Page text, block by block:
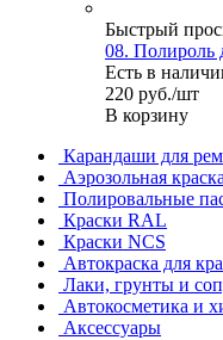
Быстрый
08. Полироль
Есть в
220 руб./шт
В корзину
Карандаши для
Аэрозольная
Полировальные
Краски RAL
Краски NCS
Автокраска для
Лаки, грунты и
Автокосметика и
Аксессуары